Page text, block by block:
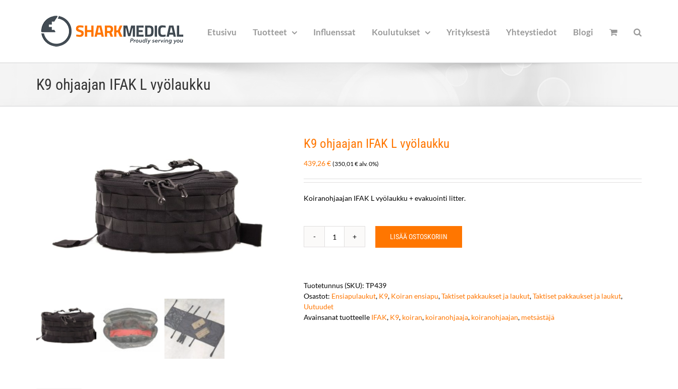
Etusivu Tuotteet Influenssat Koulutukset Yrityksestä Yhteystiedot Blogi
K9 ohjaajan IFAK L vyölaukku
K9 ohjaajan IFAK L vyölaukku
439,26€ (350,01 €alv. 0%)
Koiranohjaajan IFAK L vyölaukku + evakuointi litter.
K9
vyölaukku
määrä
LISÄÄ OSTOSKORIIN
Tuotetunnus (SKU): TP439
Osastot: Ensiapulaukut, K9, Koiran ensiapu,Taktiset pakkaukset ja laukut,Taktiset pakkaukset ja laukut,
Uutuudet
Avainsanat tuotteelle IFAK, K9, koiran, koiranohjaaja, koiranohjaajan, metsästäjä